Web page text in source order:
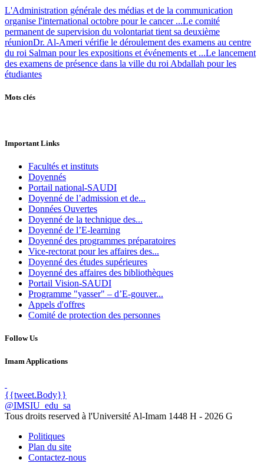
L'Administration générale des médias et de la communication
organise l'international octobre pour le cancer ...Le comité
permanent de supervision du volontariat tient sa deuxième
réunionDr. Al-Ameri vérifie le déroulement des examens au centre
du roi Salman pour les expositions et événements et ...Le lancement
des examens de présence dans la ville du roi Abdallah pour les
étudiantes
Mots clés
Important Links
Facultés et instituts
Doyennés
Portail national-SAUDI
Doyenné de l’admission et de...
Données Ouvertes
Doyenné de la technique des...
Doyenné de l’E-learning
Doyenné des programmes préparatoires
Vice-rectorat pour les affaires des...
Doyenné des études supérieures
Doyenné des affaires des bibliothèques
Portail Vision-SAUDI
Programme "yasser" – d’E-gouver...
Appels d'offres
Comité de protection des personnes
Follow Us
Imam Applications
{{tweet.Body}}
@IMSIU_edu_sa
Tous droits reserved à l'Université Al-Imam 1448 H - 2026 G
Politiques
Plan du site
Contactez-nous